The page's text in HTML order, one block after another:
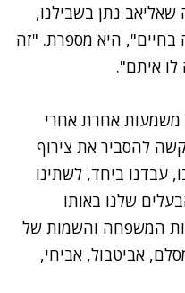
נתן בשבילנו,
בחיים", היא מספרת. "זה
איתם".
משמעות אחרת אחרי
להסביר את צירוף
עבדנו ביחד, לשתינו
שלנו באותו
המשפחה והשמות של
אביטבול, אביחי,